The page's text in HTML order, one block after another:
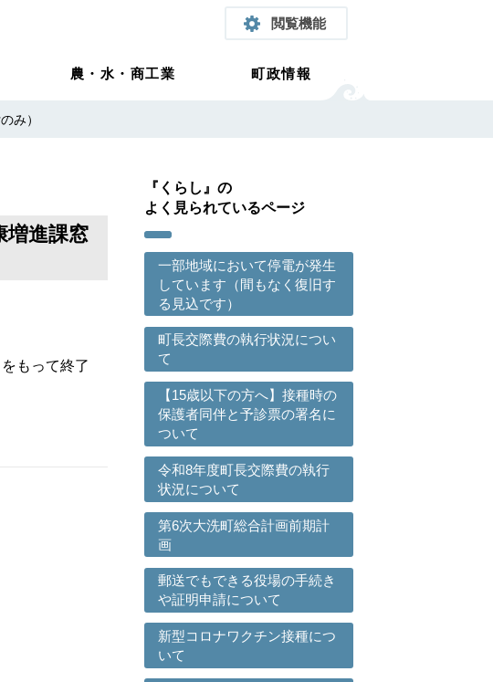
閲覧機能
農・水・商工業 町政情報
み）
増進課窓
もって終了
『くらし』の
よく見られているページ
一部地域において停電が発生
しています（間もなく復旧す
る見込です）
町長交際費の執行状況につい
て
【15歳以下の方へ】接種時の
保護者同伴と予診票の署名に
ついて
令和8年度町長交際費の執行
状況について
第6次大洗町総合計画前期計
画
郵送でもできる役場の手続き
や証明申請について
新型コロナワクチン接種につ
いて